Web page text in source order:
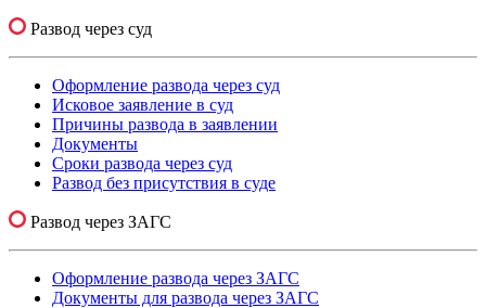
Развод через суд
Оформление развода через суд
Исковое заявление в суд
Причины развода в заявлении
Документы
Сроки развода через суд
Развод без присутствия в суде
Развод через ЗАГС
Оформление развода через ЗАГС
Документы для развода через ЗАГС